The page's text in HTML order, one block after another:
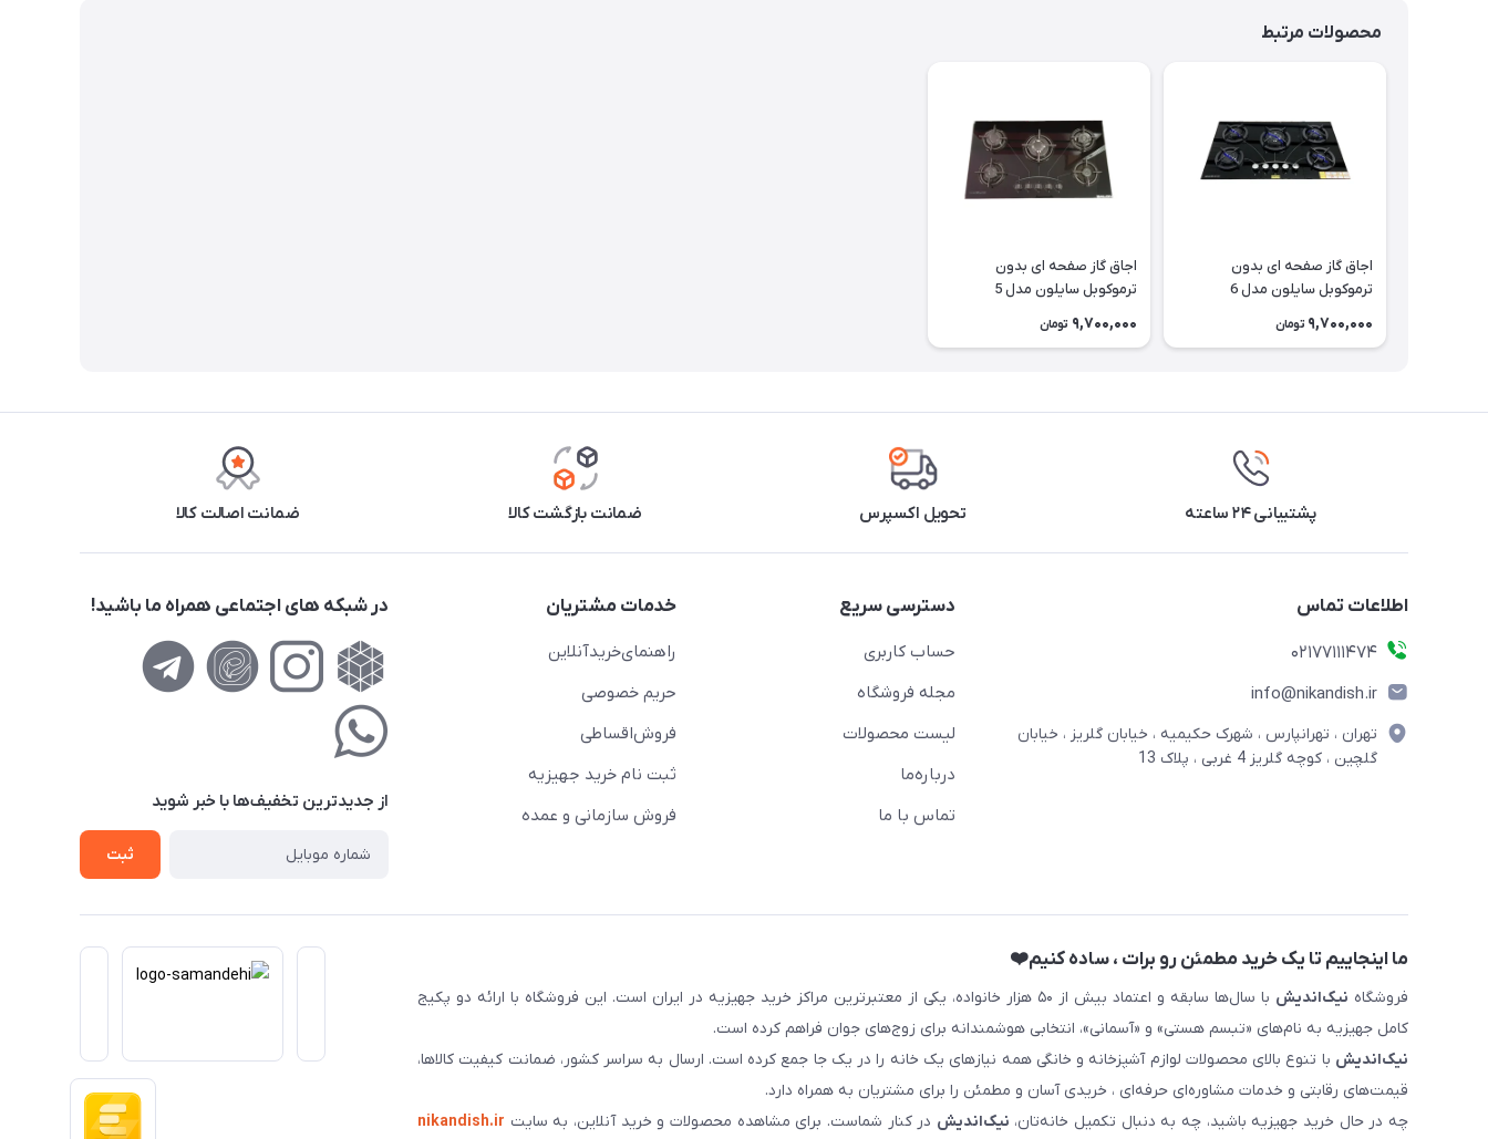
محصولات مرتبط
اجاق گاز صفحه ای بدون
ترموکوبل سایلون مدل 6
9,700,000 تومان
اجاق گاز صفحه ای بدون
ترموکوبل سایلون مدل 5
9,700,000 تومان
پشتیبانی ۲۴ ساعته تحویل اکسپرس ضمانت بازگشت کالا ضمانت اصالت کالا
اطلاعات تماس
02177111474
info@nikandish.ir
تهران ، تهرانپارس ، شهرک حکیمیه ، خیابان گلریز ، خیابان
گلچین ، کوچه گلریز 4 غربی ، پلاک 13
دسترسی سریع
حساب کاربری
مجله فروشگاه
لیست محصولات
درباره‌ما
تماس با ما
خدمات مشتریان
راهنمای‌خرید‌آنلاین
حریم خصوصی
فروش‌اقساطی
ثبت نام خرید جهیزیه
فروش سازمانی و عمده
در شبکه های اجتماعی همراه ما باشید!
از جدید‌ترین تخفیف‌ها با‌ خبر شوید
ثبت
ما اینجاییم تا یک خرید مطمئن رو برات ، ساده کنیم❤️
فروشگاه نیک‌اندیش
با سال‌ها سابقه و اعتماد بیش از ۵۰ هزار خانواده، یکی از معتبرترین مراکز خرید جهیزیه در ایران است. این فروشگاه با ارائه دو پکیج
کامل جهیزیه به نام‌های «تبسم هستی» و «آسمانی»، انتخابی هوشمندانه برای زوج‌های جوان فراهم کرده است.
نیک‌اندیش با تنوع بالای محصولات لوازم آشپزخانه و خانگی همه نیازهای یک خانه را در یک جا جمع کرده است. ارسال به سراسر کشور، ضمانت کیفیت کالاها،
قیمت‌های رقابتی و خدمات مشاوره‌ای حرفه‌ای ، خریدی آسان و مطمئن را برای مشتریان به همراه دارد.
چه در حال خرید جهیزیه باشید، چه به دنبال تکمیل خانه‌تان، نیک‌اندیش در کنار شماست. برای مشاهده محصولات و خرید آنلاین، به سایت nikandish.ir